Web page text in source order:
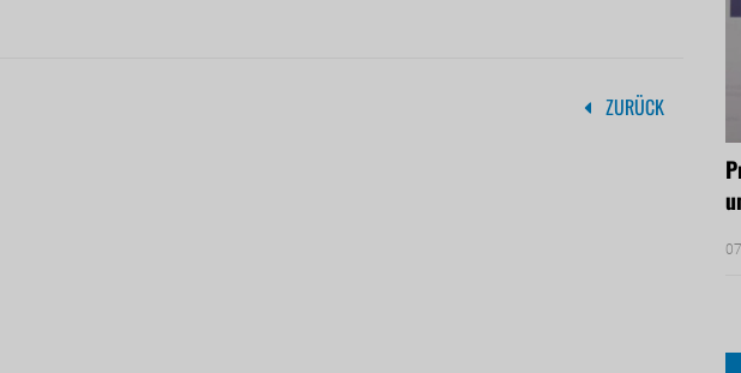
ZURÜCK